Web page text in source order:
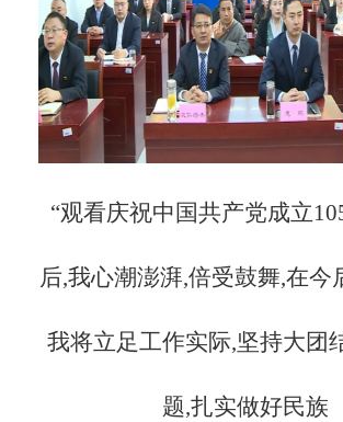
“观看庆祝中国共产党成立
后,我心潮澎湃,倍受鼓舞,在今
我将立足工作实际,坚持大团
题,扎实做好民族